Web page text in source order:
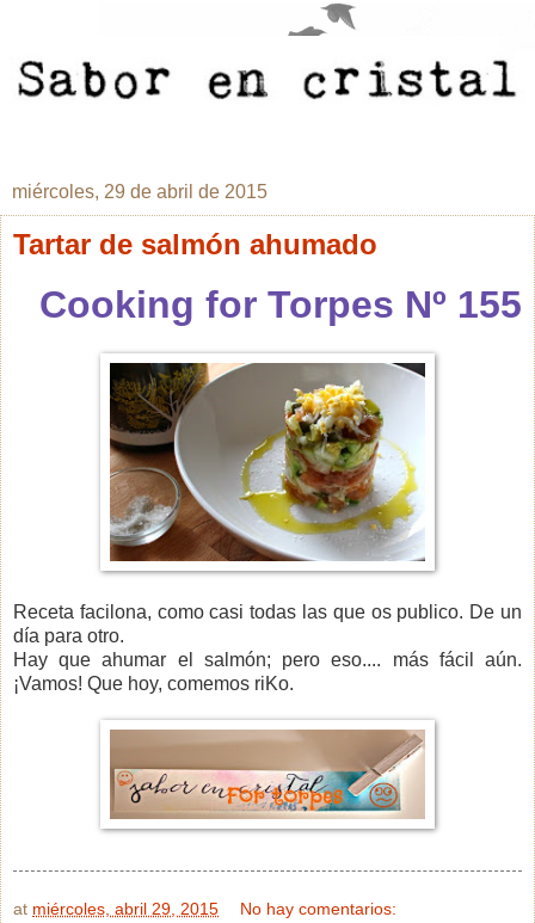
miércoles, 29 de abril de 2015
Tartar de salmón ahumado
Cooking for Torpes Nº 155
Receta facilona, como casi todas las que os publico. De un
día para otro.
Hay que ahumar el salmón; pero eso.... más fácil aún.
¡Vamos! Que hoy, comemos riKo.
at miércoles, abril 29, 2015 No hay comentarios: